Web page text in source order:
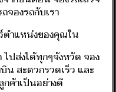
องรถกับเรา
ตำแหน่ง​ของ​คุณ​ใน​
ไปส่งได้ทุกๆจังหวัด​ จอง
น​ สะดวกรวดเร็ว​ และ
ค้าเป็นอย่างดี